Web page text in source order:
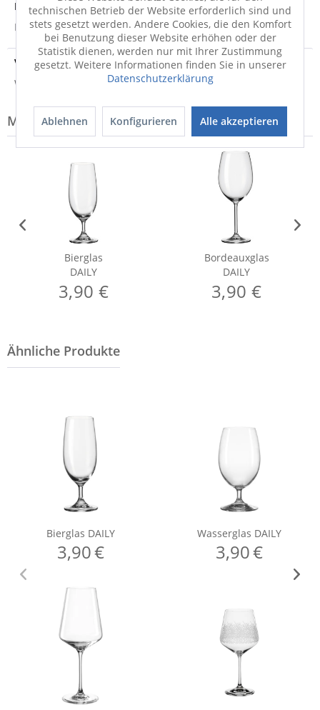
Produktsicherheit
Produktsicherheit
Versandinfo
Weitere Informationen zum Versand...
Modell-Familie: DAILY
Bierglas
DAILY
3,90 €
Bordeauxglas
DAILY
3,90 €
technischen Betrieb der Website erforderlich sind und
stets gesetzt werden. Andere Cookies, die den Komfort
bei Benutzung dieser Website erhöhen oder der
Statistik dienen, werden nur mit Ihrer Zustimmung
gesetzt. Weitere Informationen finden Sie in unserer
Datenschutzerklärung
Ablehnen Konfigurieren Alle akzeptieren